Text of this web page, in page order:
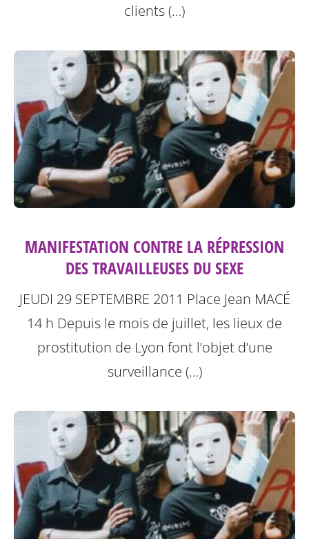
clients (…)
MANIFESTATION CONTRE LA RÉPRESSION
DES TRAVAILLEUSES DU SEXE
JEUDI 29 SEPTEMBRE 2011 Place Jean MACÉ
14 h Depuis le mois de juillet, les lieux de
prostitution de Lyon font l’objet d’une
surveillance (…)